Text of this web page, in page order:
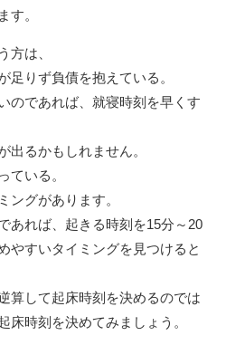
す。
方は、
りず負債を抱えている。
のであれば、就寝時刻を早くす
出るかもしれません。
ている。
ングがあります。
あれば、起きる時刻を15分～20
やすいタイミングを見つけると
算して起床時刻を決めるのでは
床時刻を決めてみましょう。